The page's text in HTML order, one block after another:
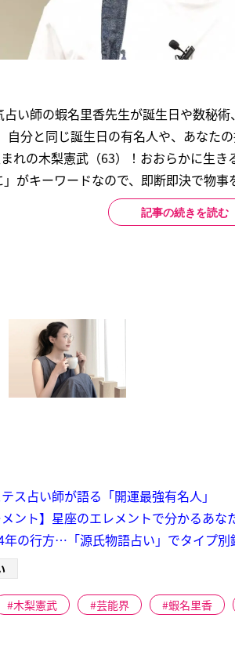
い師の蝦名里香先生が誕生日や数秘
自分と同じ誕生日の有名人や、あなた
れの木梨憲武（63）！おおらかに生
がキーワードなので、即断即決で物
記事の続きを読む
ス占い師が語る「開運最強有名人」
メント】星座のエレメントで分かるあな
の行方…「源氏物語占い」でタイプ別
木梨憲武 芸能界 蝦名里香